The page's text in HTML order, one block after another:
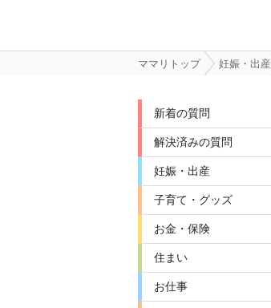
ママリトップ 妊娠・出産
新着の質問
解決済みの質問
妊娠・出産
子育て・グッズ
お金・保険
住まい
お仕事